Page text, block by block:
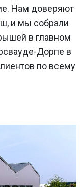
Нам доверяют
и мы собрали
в главном
Дорпе в
по всему